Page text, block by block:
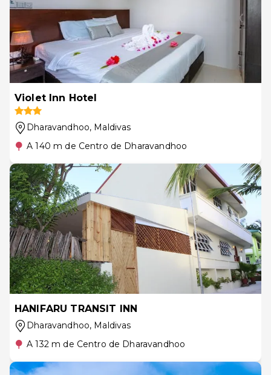
Violet Inn Hotel
Dharavandhoo, Maldivas
A 140 m de Centro de Dharavandhoo
HANIFARU TRANSIT INN
Dharavandhoo, Maldivas
A 132 m de Centro de Dharavandhoo